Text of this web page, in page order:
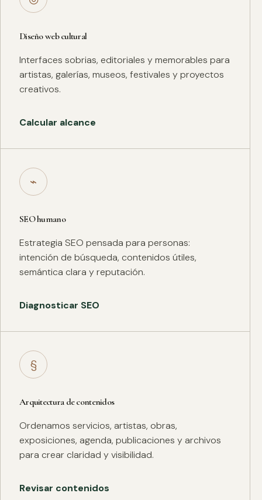
Diseño web cultural
Interfaces sobrias, editoriales y memorables para
artistas, galerías, museos, festivales y proyectos
creativos.
Calcular alcance
⌁
SEO humano
Estrategia SEO pensada para personas:
intención de búsqueda, contenidos útiles,
semántica clara y reputación.
Diagnosticar SEO
§
Arquitectura de contenidos
Ordenamos servicios, artistas, obras,
exposiciones, agenda, publicaciones y archivos
para crear claridad y visibilidad.
Revisar contenidos